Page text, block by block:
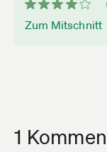
Zum Mitschnitt
1